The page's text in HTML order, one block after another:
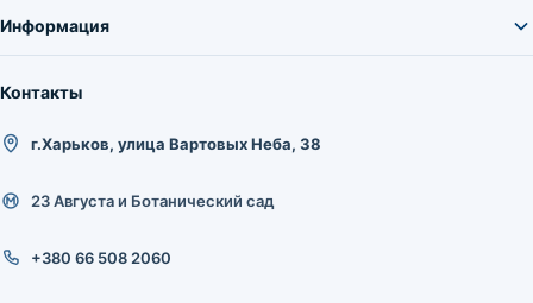
Информация
Контакты
г.Харьков, улица Вартовых Неба, 38
23 Августа и Ботанический сад
+380 66 508 2060